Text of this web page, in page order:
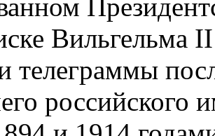
Вильгельма
телеграммы
российского